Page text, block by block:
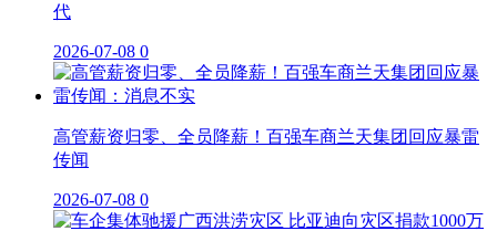
代
2026-07-08 0
高管薪资归零、全员降薪！百强车商兰天集团回应暴雷
传闻
2026-07-08 0